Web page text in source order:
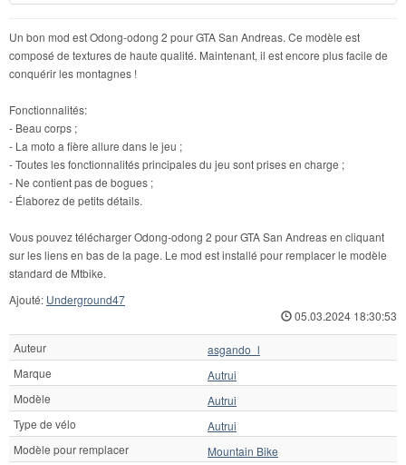
Un bon mod est Odong-odong 2 pour GTA San Andreas. Ce modèle est
composé de textures de haute qualité. Maintenant, il est encore plus facile de
conquérir les montagnes !
Fonctionnalités:
- Beau corps ;
- La moto a fière allure dans le jeu ;
- Toutes les fonctionnalités principales du jeu sont prises en charge ;
- Ne contient pas de bogues ;
- Élaborez de petits détails.
Vous pouvez télécharger Odong-odong 2 pour GTA San Andreas en cliquant
sur les liens en bas de la page. Le mod est installé pour remplacer le modèle
standard de Mtbike.
Ajouté: Underground47
05.03.2024 18:30:53
Auteur
asgando_l
Marque
Autrui
Modèle
Autrui
Type de vélo
Autrui
Modèle pour remplacer
Mountain Bike